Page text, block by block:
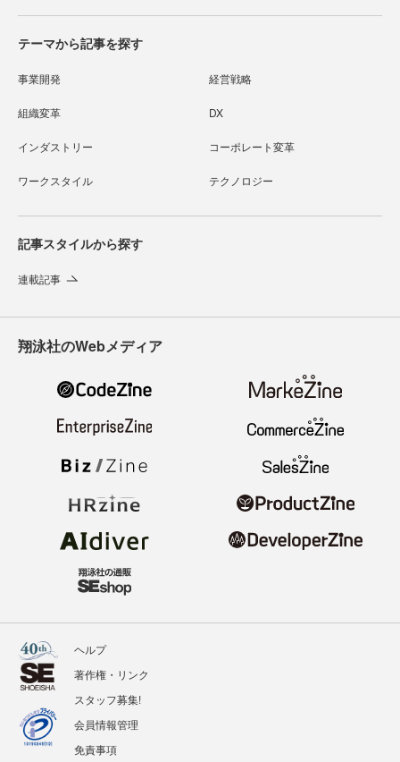
テーマから記事を探す
事業開発 経営戦略
組織変革 DX
インダストリー コーポレート変革
ワークスタイル テクノロジー
記事スタイルから探す
連載記事
翔泳社のWebメディア
ヘルプ
著作権・リンク
スタッフ募集!
会員情報管理
免責事項